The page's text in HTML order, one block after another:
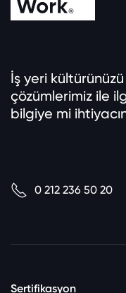
İş yeri
çözümlerimiz ile
bilgiye mi
0 212 236 50 20
Sertifikasyon